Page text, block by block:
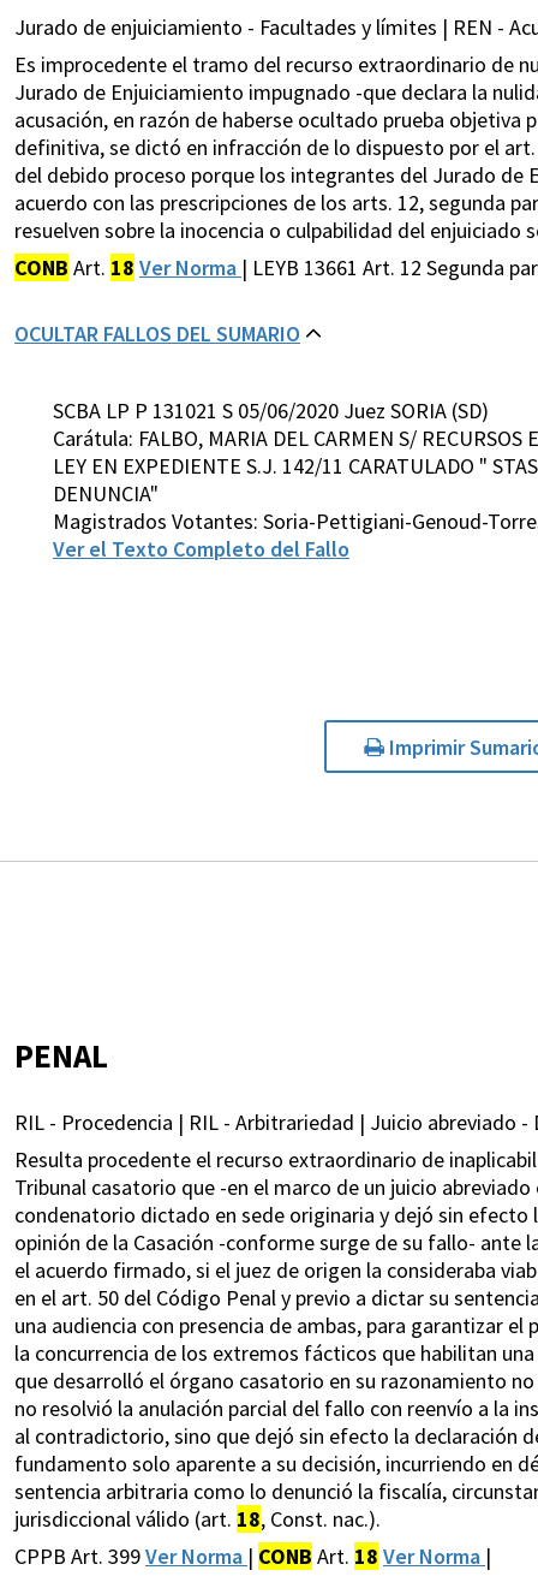
Jurado de enjuiciamiento - Facultades y límites | REN -
Es improcedente el tramo del recurso extraordinario de
Jurado de Enjuiciamiento impugnado -que declara la
acusación, en razón de haberse ocultado prueba
definitiva, se dictó en infracción de lo dispuesto por el
del debido proceso porque los integrantes del Jurado de
acuerdo con las prescripciones de los arts. 12, segunda
resuelven sobre la inocencia o culpabilidad del enjuiciado
CONB Art. 18 Ver Norma | LEYB 13661 Art. 12 Segunda
OCULTAR FALLOS DEL SUMARIO
SCBA LP P 131021 S 05/06/2020 Juez SORIA (SD)
Carátula: FALBO, MARIA DEL CARMEN S/
LEY EN EXPEDIENTE S.J. 142/11 CARATULADO "
DENUNCIA"
Magistrados Votantes: Soria-Pettigiani-Genoud-
Ver el Texto Completo del Fallo
Imprimir
PENAL
RIL - Procedencia | RIL - Arbitrariedad | Juicio abreviado
Resulta procedente el recurso extraordinario de
Tribunal casatorio que -en el marco de un juicio
condenatorio dictado en sede originaria y dejó sin efecto
opinión de la Casación -conforme surge de su fallo- ante
el acuerdo firmado, si el juez de origen la consideraba
en el art. 50 del Código Penal y previo a dictar su
una audiencia con presencia de ambas, para garantizar
la concurrencia de los extremos fácticos que habilitan
que desarrolló el órgano casatorio en su razonamiento
no resolvió la anulación parcial del fallo con reenvío a la
al contradictorio, sino que dejó sin efecto la declaración
fundamento solo aparente a su decisión, incurriendo en
sentencia arbitraria como lo denunció la fiscalía,
jurisdiccional válido (art. 18, Const. nac.).
CPPB Art. 399Ver Norma | CONB Art. 18 Ver Norma |